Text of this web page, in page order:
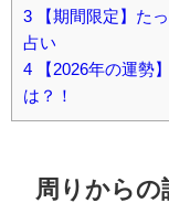
3 【期間限定】た
占い
4 【2026年の運勢
は？！
周りからの